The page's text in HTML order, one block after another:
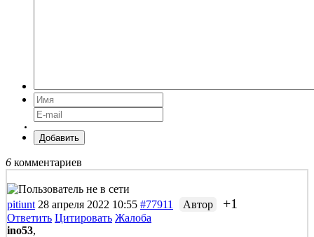
Добавить
6 комментариев
pitiunt 28 апреля 2022 10:55 #77911 Автор +1
Ответить Цитировать Жалоба
ino53,